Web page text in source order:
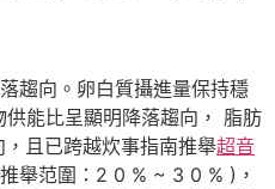
趨向。卵白質攝進量保持穩
供能比呈顯明降落趨向， 脂肪
，且已跨越炊事指南推舉超音
舉范圍：2 0 % ~ 3 0 % )，